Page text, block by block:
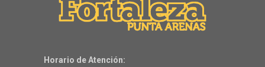
Horario de Atención: